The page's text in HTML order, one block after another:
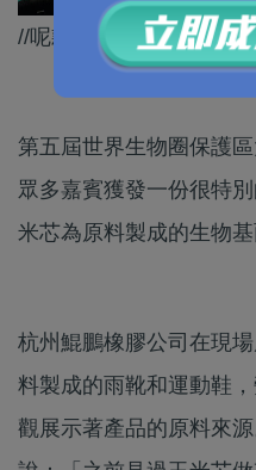
//呢款玉米雨靴仲帶有一
第五屆世界生物圈保護
眾多嘉賓獲發一份很特
米芯為原料製成的生物基
杭州鯤鵬橡膠公司在現
料製成的雨靴和運動鞋
觀展示著產品的原料來